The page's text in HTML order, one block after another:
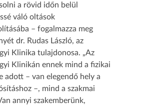
a rövid időn belül
váló oltások
– fogalmazza meg
dr. Rudas László, az
Klinika tulajdonosa. „Az
Klinikán ennek mind a fizikai
adott – van elegendő hely a
–, mind a szakmai
annyi szakemberünk,